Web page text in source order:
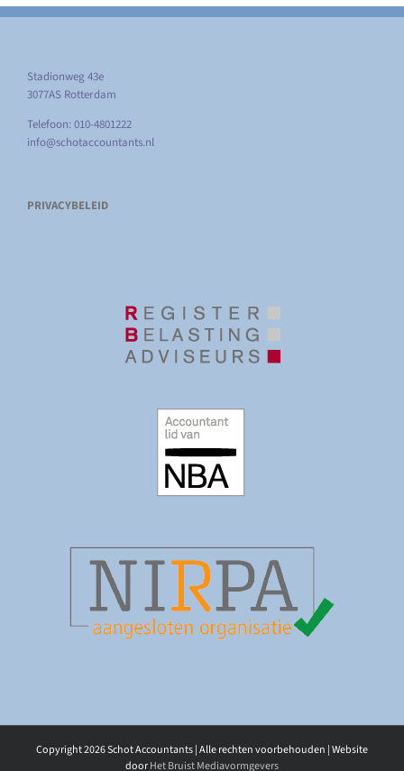
Stadionweg 43e
3077AS Rotterdam
Telefoon: 010-4801222
info@schotaccountants.nl
PRIVACYBELEID
Copyright2026 Schot Accountants | Alle rechten voorbehouden | Website
doorHet Bruist Mediavormgevers